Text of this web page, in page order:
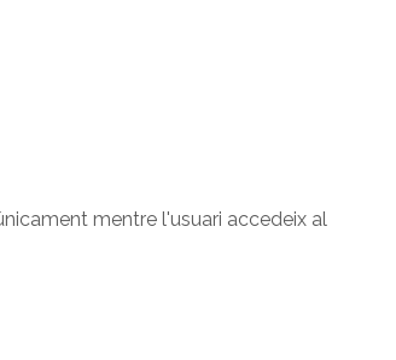
mentre l'usuari accedeix al